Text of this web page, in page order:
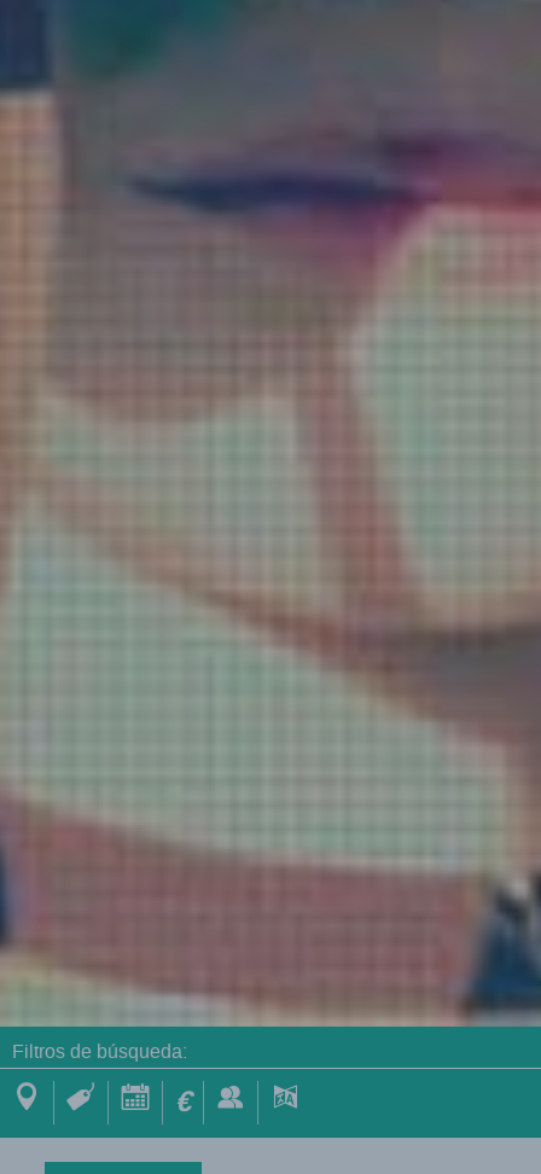
Filtros de búsqueda:
€